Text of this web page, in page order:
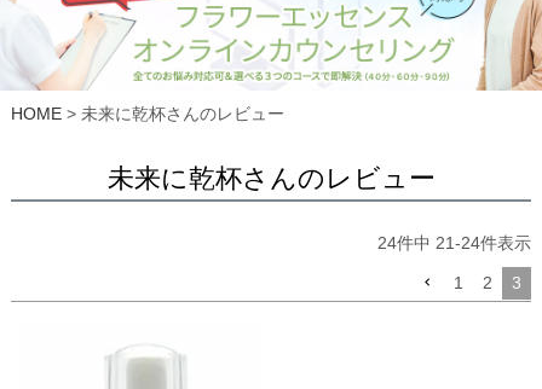
HOME 未来に乾杯さんのレビュー
未来に乾杯さんのレビュー
24件中 21-24件表示
1 2 3